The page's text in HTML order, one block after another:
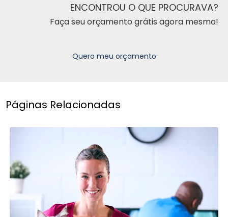
ENCONTROU O QUE PROCURAVA?
Faça seu orçamento grátis agora mesmo!
Quero meu orçamento
Páginas Relacionadas